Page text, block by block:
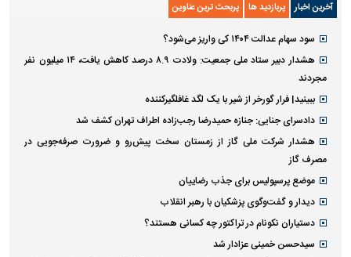
آخرین اخبار پربازدید ها پربحث ترین عناوین
سود سهام عدالت ۱۴۰۴ کی واریز می‌شود؟
هشدار دبیر ستاد ملی جمعیت: ولادت ۸.۹ درصد کاهش یافت، ۱۴ میلیون نفر
مجردند
ببینید| فرار گورخر از شیر با یک لگد غافلگیرکننده
دادسرای جنایی: جنازه حمیدرضا رجب‌زاده اطراف تهران کشف شد
هشدار شرکت ملی گاز از زمستان سخت پیش‌رو و ضرورت صرفه‌جویی در
مصرف گاز
موضع پرسپولیس برای جذب رضاییان
دیدار و گفت‌وگوی پزشکیان با رهبر انقلاب
دستیاران نکونام در تراکتور چه کسانی هستند؟
سیدحسن خمینی عزادار شد